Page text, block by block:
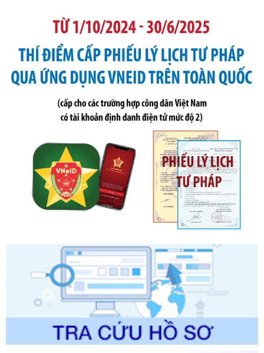
Tên: Thông tư số 105/2026/TT-BTC của Bộ Tài chính: Bãi
bỏ Thông tư số 87/2019/TT- BТC ngày 19 tháng 12 năm
2019 của Bộ trưởng Bộ Tài chính hướng dẫn thực hiện xử
phạt vi phạm hành chính trong lĩnh vực kho bạc nhà nước
Ngày ban hành: 21/07/2026
291/2026/NĐ-CP
Tên: Nghị định số 291/2026/NĐ-CP của Chính phủ: Sửa
đổi, bổ sung một số điều của Nghị định số 125/2020/NĐ-СР
ngày 19 tháng 10 năm 2020 của Chính phủ quy định xử
phạt vi phạm hành chính về thuế, hóa đơn được sửa đổi, bổ
sung bởi Nghị định số 102/2021/NĐ-CP
Ngày ban hành: 20/07/2026
Số kí hiệu:2303/QĐ-UBND
Tên: Quyết định công bố Danh mục thủ tục hành chính mới
ban hành, được sửa đổi, bổ sung, bị bãi bỏ và phê duyệt
Quy trình nội bộ, quy trình điện tử giải quyết thủ tục hành
chính trong một số lĩnh vực thuộc phạm vi chức năng quản
lý của Sở Văn hóa, Thể tha
Ngày ban hành: 01/06/2026
Số kí hiệu:2304/QĐ-UBND
Tên: Quyết định công bố Danh mục thủ tục hành chính
được sửa đổi, bổ sung và phê duyệt Quy trình nội bộ, quy
trình điện tử giải quyết thủ tục hành chính trong lĩnh vực Du
lịch thuộc phạm vi chức năng quản lý của Sở Văn hóa, Thể
thao và Du lịch
Ngày ban hành: 01/06/2026